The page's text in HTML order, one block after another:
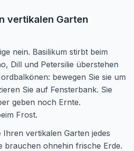
vertikalen Garten
nein. Basilikum stirbt beim
Dill und Petersilie überstehen
bewegen Sie sie um
Sie auf Fensterbank. Sie
geben noch Ernte.
Frost.
Ihren vertikalen Garten jedes
brauchen ohnehin frische Erde.